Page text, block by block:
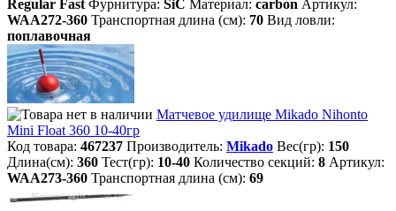
Regular Fast Фурнитура: SiC Материал: carbon Артикул:
WAA272-360 Транспортная длина (см): 70 Вид ловли:
поплавочная
Матчевое удилище Mikado Nihonto
Mini Float 360 10-40гр
Код товара: 467237 Производитель: Mikado Вес(гр): 150
Длина(см): 360 Тест(гр): 10-40 Количество секций: 8 Артикул:
WAA273-360 Транспортная длина (см): 69